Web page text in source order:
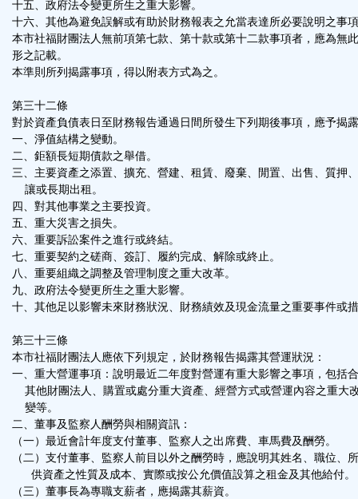
十五、政府法令變更所生之重大影響。
十六、其他為避免誤解或有助於財務報表之允當表達所必要說明之事
本市社福財團法人無前項第七款、第十款或第十二款事項者，應為無
形之記載。
本準則所列揭露事項，得以附表方式為之。
第三十二條
對於資產負債表日至財務報告通過日間所發生下列期後事項，應予揭
一、淨值結構之變動。
二、鉅額長短期債款之舉借。
三、主要資產之添置、擴充、營建、租賃、廢棄、閒置、出售、質押
讓或長期出租。
四、對其他事業之主要投資。
五、重大災害之損失。
六、重要訴訟案件之進行或終結。
七、重要契約之磋商、簽訂、履約完成、解除或終止。
八、重要組織之調整及管理制度之重大改革。
九、政府法令變更所生之重大影響。
十、其他足以影響未來財務狀況、財務績效及現金流量之重要事件或
第三十三條
本市社福財團法人應依下列規定，於財務報告揭露其營運狀況：
一、重大營運事項：說明最近二年度對營運有重大影響之事項，包括
其他財團法人、購置或處分重大資產、經營方式或營運內容之重大
變等。
二、董事及監察人酬勞與相關資訊：
（一）最近會計年度支付董事、監察人之出席費、車馬費及酬勞。
（二）支付董事、監察人前目以外之酬勞時，應說明其姓名、職位、
供資產之性質及成本、實際或按公允價值設算之租金及其他給付。
（三）董事長為專職支薪者，應揭露其薪資。